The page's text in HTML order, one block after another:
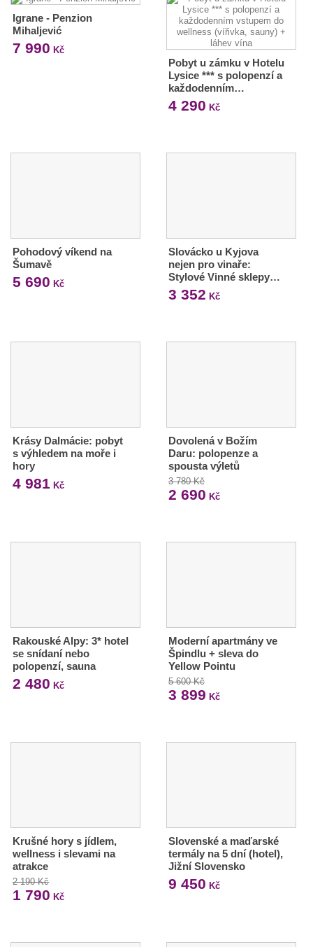
Igrane - Penzion
Mihaljević
7 990 Kč
Pobyt u zámku v Hotelu
Lysice *** s polopenzí a
každodenním…
4 290 Kč
Pohodový víkend na
Šumavě
5 690 Kč
Slovácko u Kyjova
nejen pro vinaře:
Stylové Vinné sklepy…
3 352 Kč
Krásy Dalmácie: pobyt
s výhledem na moře i
hory
4 981 Kč
Dovolená v Božím
Daru: polopenze a
spousta výletů
3 780 Kč
2 690 Kč
Rakouské Alpy: 3* hotel
se snídaní nebo
polopenzí, sauna
2 480 Kč
Moderní apartmány ve
Špindlu + sleva do
Yellow Pointu
5 600 Kč
3 899 Kč
Krušné hory s jídlem,
wellness i slevami na
atrakce
2 190 Kč
1 790 Kč
Slovenské a maďarské
termály na 5 dní (hotel),
Jižní Slovensko
9 450 Kč